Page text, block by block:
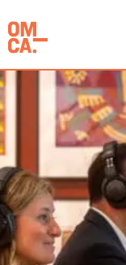
到
内
容
加州奥克兰博物馆